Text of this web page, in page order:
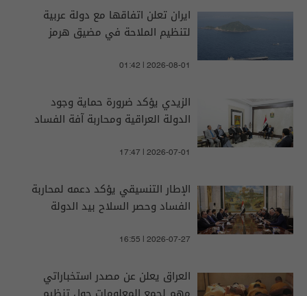
ايران تعلن اتفاقها مع دولة عربية
لتنظيم الملاحة في مضيق هرمز
01:42 | 2026-08-01
الزيدي يؤكد ضرورة حماية وجود
الدولة العراقية ومحاربة آفة الفساد
17:47 | 2026-07-01
الإطار التنسيقي يؤكد دعمه لمحاربة
الفساد وحصر السلاح بيد الدولة
16:55 | 2026-07-27
العراق يعلن عن مصدر استخباراتي